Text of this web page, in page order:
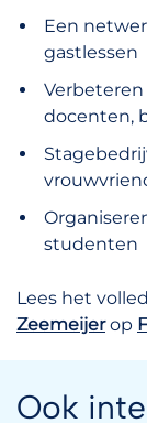
Een
gastlessen
docenten,
studenten
Lees het
Zeemeijerop
Ook